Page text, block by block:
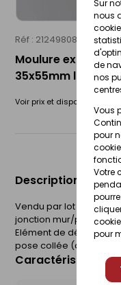
Sur
nous
de
nos
Vous
pour
Votre
pour
Réf : 21249808 NMC
Moulure extrudée
35x55mm
Voir prix et disponibilité en
Description du
Vendu par lot de 2
jonction mur/plafond.
Elément de décoration
pose collée (avec
Caractéristiques